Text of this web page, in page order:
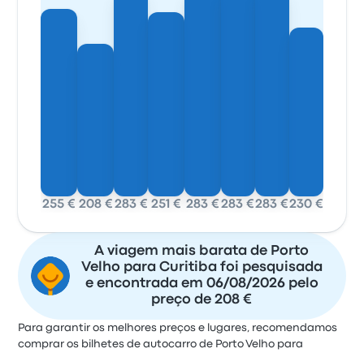
255 € 208 € 283 € 251 € 283 € 283 €283 €230 €
A viagem mais barata de Porto
Velho para Curitiba foi pesquisada
e encontrada em 06/08/2026 pelo
preço de 208 €
Para garantir os melhores preços e lugares, recomendamos
comprar os bilhetes de autocarro de Porto Velho para